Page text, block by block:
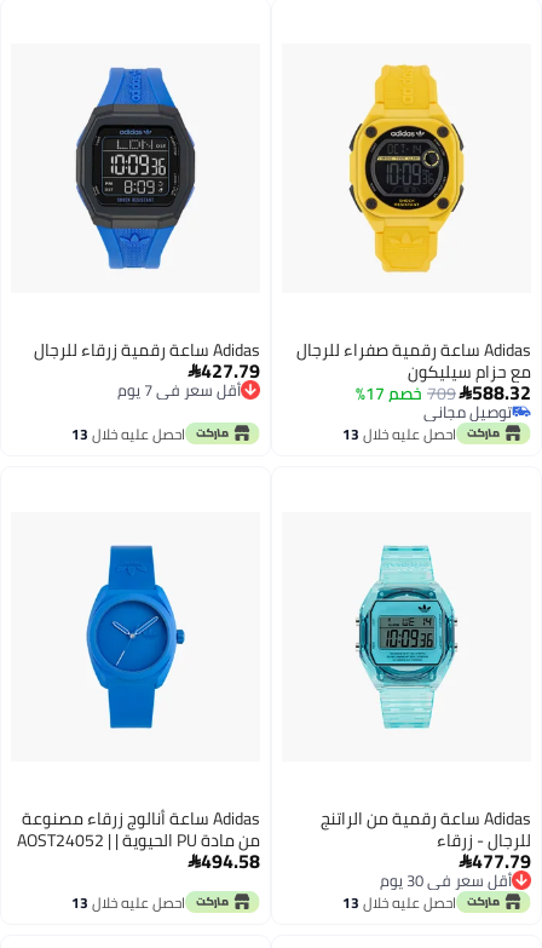
Adidas ساعة رقمية صفراء للرجال
مع حزام سيليكون
588.32
709خصم 17%
توصيل مجاني
توصيل مجانياحصل عليه خلال13
Adidas ساعة رقمية زرقاء للرجال
427.79
أقل سعر في 7 يوم
أقل سعر في 7 يوم
احصل عليه خلال13
Adidas ساعة رقمية من الراتنج
للرجال - زرقاء
477.79
أقل سعر في 30 يوم
أقل سعر في 30 يوماحصل عليه خلال13
Adidas ساعة أنالوج زرقاء مصنوعة
من مادة PU الحيوية | AOST24052 |
42 مم 494.58
احصل عليه خلال13